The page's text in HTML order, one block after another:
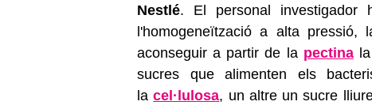
Nestlé. El personal
l'homogeneïtzació a alta pressió,
aconseguir a partir de la pectinala
sucres que alimenten els
lacel·lulosa, un altre un sucre